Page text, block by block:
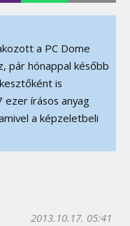
a PC Dome
pár hónappal később
is
írásos anyag
a képzeletbeli
2013.10.17. 05:41